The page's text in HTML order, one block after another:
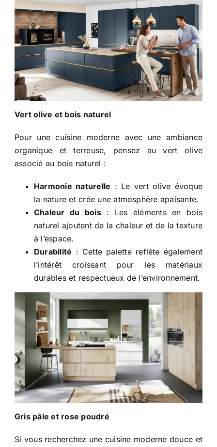
Vert olive et bois naturel
Pour une cuisine moderne avec une ambiance
organique et terreuse, pensez au vert olive
associé au bois naturel :
Harmonie naturelle : Le vert olive évoque
la nature et crée une atmosphère apaisante.
Chaleur du bois: Les éléments en bois
naturel ajoutent de la chaleur et de la texture
à l’espace.
Durabilité : Cette palette reflète également
l’intérêt croissant pour les matériaux
durables et respectueux de l’environnement.
Gris pâle et rose poudré
Si vous recherchez une cuisine moderne douce et